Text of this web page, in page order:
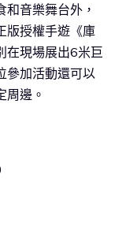
音樂舞台外，
版授權手遊《庫
在現場展出6米巨
參加活動還可以
周邊。